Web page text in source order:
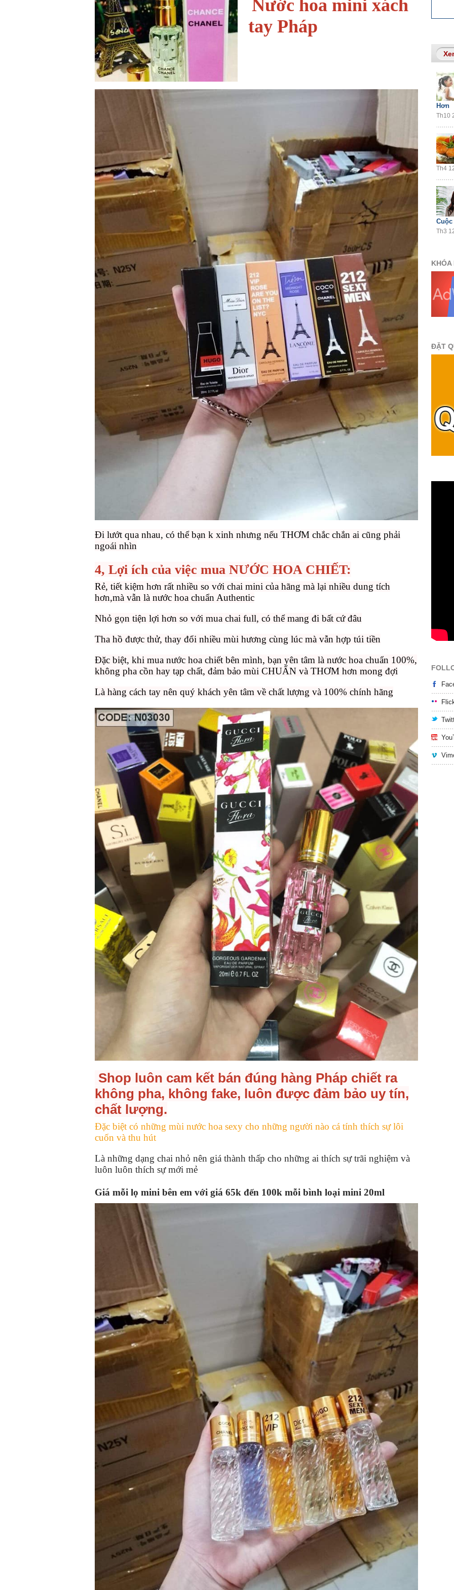
Nước hoa mini xách
tay Pháp
Đi lướt qua nhau, có thể bạn k xinh nhưng nếu THƠM chắc chắn ai cũng phải
ngoái nhìn
4, Lợi ích của việc mua NƯỚC HOA CHIẾT:
Rẻ, tiết kiệm hơn rất nhiều so với chai mini của hãng mà lại nhiều dung tích
hơn,mà vẫn là nước hoa chuẩn Authentic
Nhỏ gọn tiện lợi hơn so với mua chai full, có thể mang đi bất cứ đâu
Tha hồ được thử, thay đổi nhiều mùi hương cùng lúc mà vẫn hợp túi tiền
Đặc biệt, khi mua nước hoa chiết bên mình, bạn yên tâm là nước hoa chuẩn 100%,
không pha cồn hay tạp chất, đảm bảo mùi CHUẨN và THƠM hơn mong đợi
Là hàng cách tay nên quý khách yên tâm về chất lượng và 100% chính hãng
Shop luôn cam kết bán đúng hàng Pháp chiết ra
không pha, không fake, luôn được đảm bảo uy tín,
chất lượng.
Đặc biệt có những mùi nước hoa sexy cho những người nào cá tính thích sự lôi
cuốn và thu hút
Là những dạng chai nhỏ nên giá thành thấp cho những ai thích sự trãi nghiệm và
luôn luôn thích sự mới mẻ
Giá mỗi lọ mini bên em với giá 65k đến 100k mỗi bình loại mini 20ml
Hơn
Th10
Th4
Th3
KHÓA
ĐẶT